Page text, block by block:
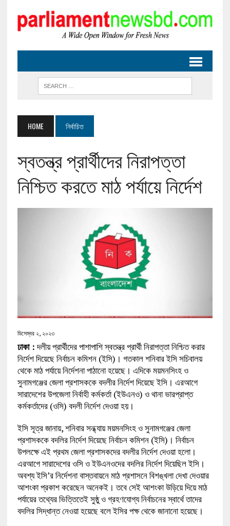
HOME নির্বাচিত
স্বতন্ত্র প্রার্থীদের নিরাপত্তা
নিশ্চিত করতে মাঠ পর্যায়ে নির্দেশ
ডিসেম্বর ২, ২০২৩
ঢাকা :দলীয় প্রার্থীদের পাশাপাশি স্বতন্ত্র প্রার্থী নিরাপত্তা নিশ্চিত করার
নির্দেশ দিয়েছে নির্বাচন কমিশন (ইসি)। গতকাল শনিবার ইসি সচিবালয়
থেকে মাঠ পর্যায়ে নির্দেশনা পাঠানো হয়েছে। এদিকে ময়মনসিংহ ও
সুনামগঞ্জের জেলা প্রশাসককে বদলীর নির্দেশ দিয়েছে ইসি। এরআগে
সারাদেশের উপজেলা নির্বাহী কর্মকর্তা (ইউএনও) ও থানা ভারপ্রাপ্ত
কর্মকর্তাদের (ওসি) বদলী নির্দেশ দেওয়া হয়।
ইসি সূত্র জানায়, শনিবার সন্ধ্যায় ময়মনসিংহ ও সুনামগঞ্জের জেলা
প্রশাসককে বদলির নির্দেশ দিয়েছে নির্বাচন কমিশন (ইসি)। নির্বাচন
উপলক্ষে এই প্রথম জেলা প্রশাসকদের বদলীর নির্দেশ দেওয়া হলো।
এরআগে সারাদেশের ওসি ও ইউএনওদের বদলির নির্দেশ দিয়েছিল ইসি।
অবশ্য ইসি’র নির্দেশনা বাস্তবায়নে মাঠ প্রশাসনে বিশঙ্খলা দেখা দেওয়ার
আশংকা প্রকাশ করেছেন অনেকই। তবে সেই আশংকা উড়িয়ে দিয়ে মাঠ
পর্যায়ের তথ্যের ভিত্তিতেই সুষ্ঠু ও গ্রহণযোগ্য নির্বাচনের স্বার্থে তাদের
বদলির সিদ্ধান্ত নেওয়া হয়েছে বলে ইসির পক্ষ থেকে জানানো হয়েছে।